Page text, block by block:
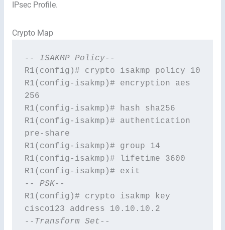
IPsec Profile.
Crypto Map
-- ISAKMP Policy--
R1(config)# crypto isakmp policy 10
R1(config-isakmp)# encryption aes
256
R1(config-isakmp)# hash sha256
R1(config-isakmp)# authentication
pre-share
R1(config-isakmp)# group 14
R1(config-isakmp)# lifetime 3600
-- PSK--
R1(config)# crypto isakmp key
--Transform Set--